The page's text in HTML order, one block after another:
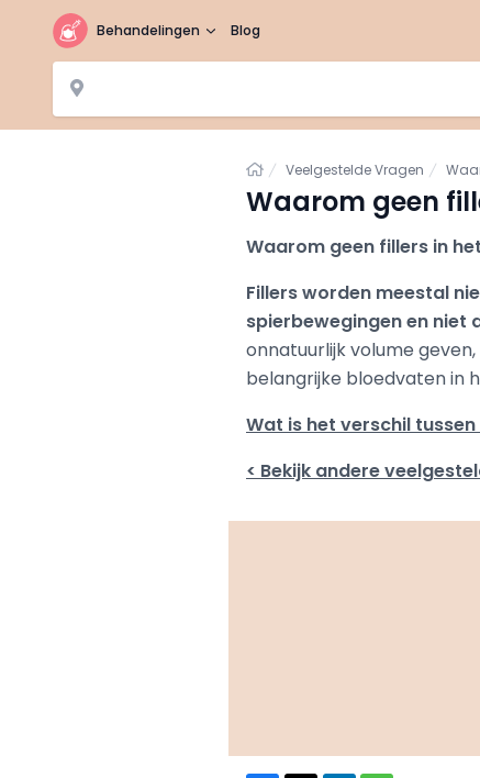
Behandelingen Blog
HomeVeelgestelde Vragen
Waarom geen
Waarom geen fillers in
Fillers worden meestal
spierbewegingen en niet
onnatuurlijk volume
belangrijke bloedvaten in
Wat is het verschil
< Bekijk andere